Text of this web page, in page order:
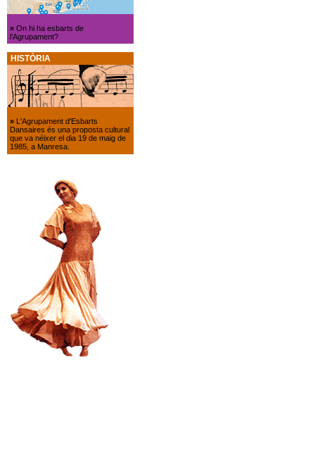
»On hi ha esbarts de
l’Agrupament?
HISTÒRIA
» L'Agrupament d'Esbarts
Dansaires és una proposta cultural
que va néixer el dia 19 de maig de
1985, a Manresa.